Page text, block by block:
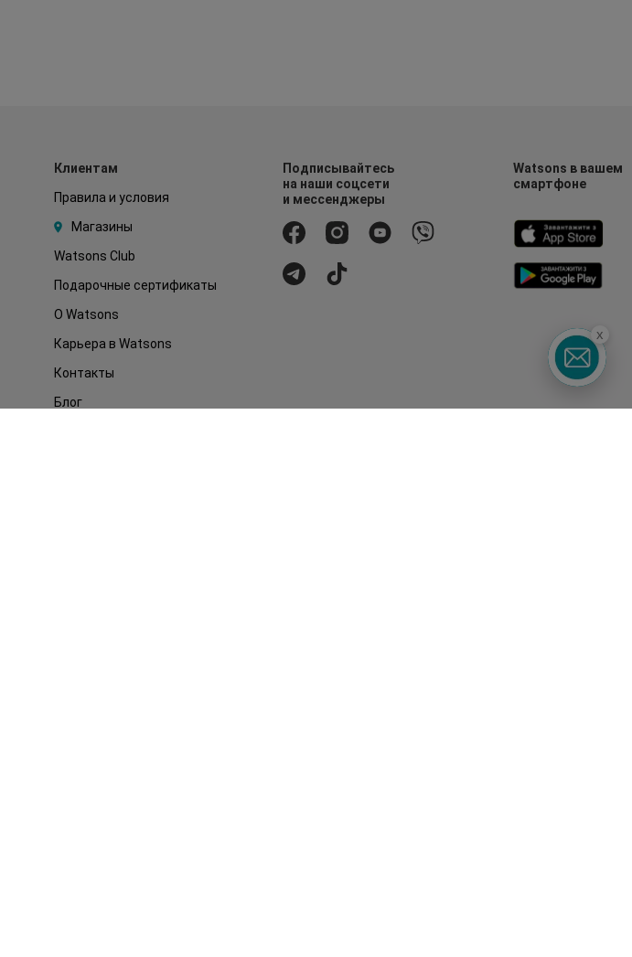
Клиентам
Правила и условия
Магазины
Watsons Club
Подарочные сертификаты
О Watsons
Карьера в Watsons
Контакты
Блог
Подписывайтесь
на наши соцсети
и мессенджеры
Watsons в вашем
смартфоне
x